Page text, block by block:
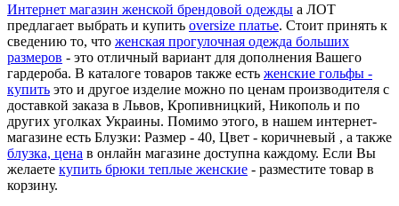
Интернет магазин женской брендовой одежды а ЛОТ
предлагает выбрать и купить oversize платье. Стоит принять к
сведению то, что женская прогулочная одежда больших
размеров - это отличный вариант для дополнения Вашего
гардероба. В каталоге товаров также есть женские гольфы -
купить это и другое изделие можно по ценам производителя с
доставкой заказа в Львов, Кропивницкий, Никополь и по
других уголках Украины. Помимо этого, в нашем интернет-
магазине есть Блузки: Размер - 40, Цвет - коричневый , а также
блузка, цена в онлайн магазине доступна каждому. Если Вы
желаете купить брюки теплые женские - разместите товар в
корзину.